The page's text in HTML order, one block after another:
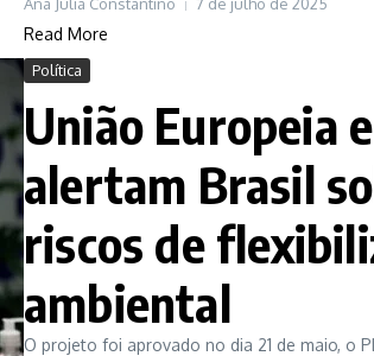
Read More
Política
União Europeia
alertam Brasil
riscos de
ambiental
O projeto foi aprovado no dia 21 de maio, o